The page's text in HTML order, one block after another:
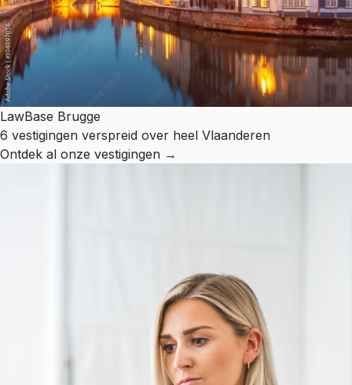
LawBase Brugge
6 vestigingen verspreid over heel Vlaanderen
Ontdek al onze vestigingen →